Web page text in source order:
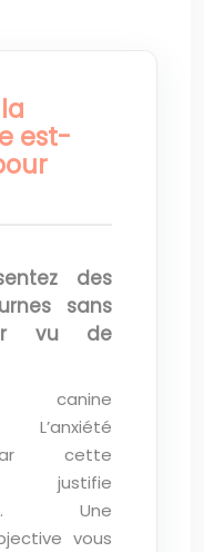
est-
des
sans
vu de
canine
L’anxiété
cette
justifie
Une
vous